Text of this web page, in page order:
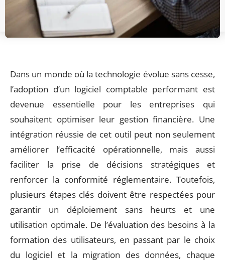
Dans un monde où la technologie évolue sans cesse,
l’adoption d’un logiciel comptable performant est
devenue essentielle pour les entreprises qui
souhaitent optimiser leur gestion financière. Une
intégration réussie de cet outil peut non seulement
améliorer l’efficacité opérationnelle, mais aussi
faciliter la prise de décisions stratégiques et
renforcer la conformité réglementaire. Toutefois,
plusieurs étapes clés doivent être respectées pour
garantir un déploiement sans heurts et une
utilisation optimale. De l’évaluation des besoins à la
formation des utilisateurs, en passant par le choix
du logiciel et la migration des données, chaque